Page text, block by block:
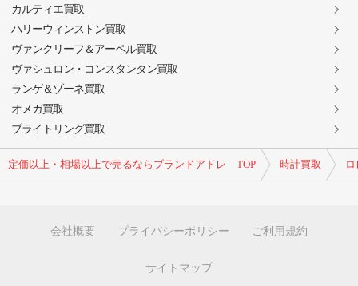
定価以上・相場以上で売るならブランドアドレ TOP 時計買取
カルティエ買取
ハリーウィンストン買取
ヴァンクリーフ＆アーペル買取
ヴァシュロン・コンスタンタン買取
ランゲ＆ゾーネ買取
オメガ買取
ブライトリング買取
会社概要 プライバシーポリシー ご利用規約
サイトマップ